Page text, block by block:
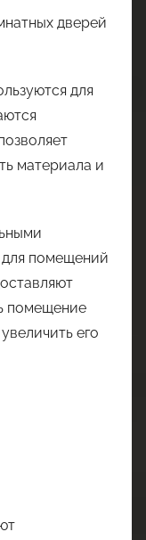
для
материала и
для помещений
помещение
его